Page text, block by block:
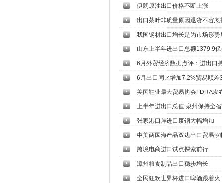
伊朗原油出口价格不断上涨
出口茶叶非质量原因退货不容忽
我国钢材出口增长是为市场形势
山东上半年进出口总额1379.9
6月外贸经济数据点评：进出口
6月出口同比增加7.2%贸易顺差
美国鞋业最大贸易协会FDRA发
上半年进出口总值 泉州保持全
张家港口岸进口废钢大幅增加
中美两国海产品双边出口贸易
跨境电商进口试点探索前行
漳州粮食制品出口稳步增长
全民狂欢世界杯进口啤酒跟着火